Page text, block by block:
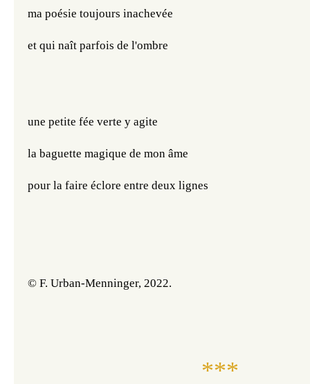
ma poésie toujours inachevée
et qui naît parfois de l'ombre
une petite fée verte y agite
la baguette magique de mon âme
pour la faire éclore entre deux lignes
© F. Urban-Menninger, 2022.
***